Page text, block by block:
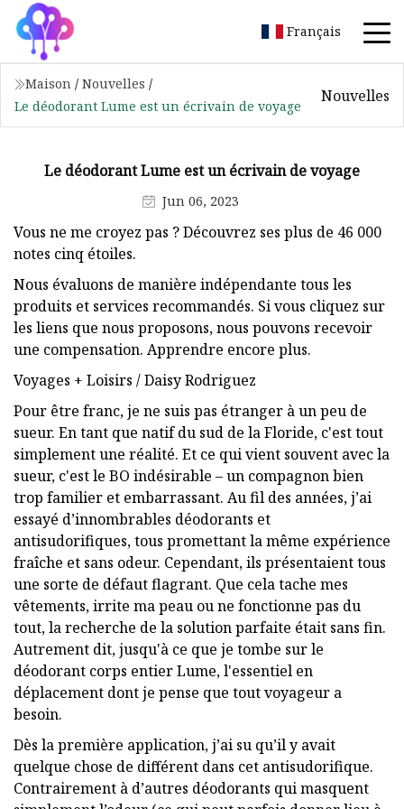
Français
Maison / Nouvelles /
Le déodorant Lume est un écrivain de voyage
Nouvelles
Le déodorant Lume est un écrivain de voyage
Jun 06, 2023
Vous ne me croyez pas ? Découvrez ses plus de 46 000
notes cinq étoiles.
Nous évaluons de manière indépendante tous les
produits et services recommandés. Si vous cliquez sur
les liens que nous proposons, nous pouvons recevoir
une compensation. Apprendre encore plus.
Voyages + Loisirs / Daisy Rodriguez
Pour être franc, je ne suis pas étranger à un peu de
sueur. En tant que natif du sud de la Floride, c'est tout
simplement une réalité. Et ce qui vient souvent avec la
sueur, c'est le BO indésirable – un compagnon bien
trop familier et embarrassant. Au fil des années, j’ai
essayé d’innombrables déodorants et
antisudorifiques, tous promettant la même expérience
fraîche et sans odeur. Cependant, ils présentaient tous
une sorte de défaut flagrant. Que cela tache mes
vêtements, irrite ma peau ou ne fonctionne pas du
tout, la recherche de la solution parfaite était sans fin.
Autrement dit, jusqu'à ce que je tombe sur le
déodorant corps entier Lume, l'essentiel en
déplacement dont je pense que tout voyageur a
besoin.
Dès la première application, j’ai su qu’il y avait
quelque chose de différent dans cet antisudorifique.
Contrairement à d’autres déodorants qui masquent